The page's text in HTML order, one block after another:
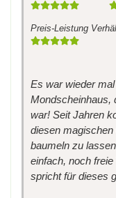
Preis-Leistung
Es war wieder
Mondscheinhaus,
war! Seit Jahren
diesen
baumeln zu
einfach, noch
spricht für dieses